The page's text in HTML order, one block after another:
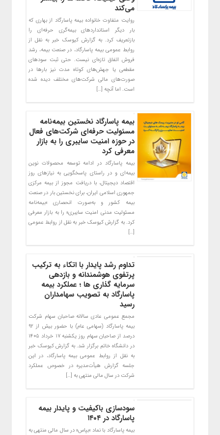
می‌کند
روایت متفاوت خانواده بیمه پاسارگاد از بهاری که
بار دیگر استانداردهای بیمه‌گری حرفه‌ای را
بازتعریف کرد. به گزارش کیوسک خبر به نقل از
روابط عمومی بیمه پاسارگاد، در صنعت بیمه، رشد
فروش اتفاق تازه‌ای نیست. حتی ثبت سودهای
مقطعی یا جهش‌های کوتاه ‌مدت نیز بارها در
صورت‌های مالی شرکت‌های مختلف دیده شده
است. اما آنچه […]
بیمه پاسارگاد نخستین بیمه‌نامه
مسئولیت حرفه‌ای شرکت‌های فعال
در حوزه امنیت سایبری را به بازار
معرفی کرد
بیمه پاسارگاد در ادامه توسعه محصولات نوین
بیمه‌ای و در راستای پاسخگویی به نیازهای روز
اقتصاد دیجیتال، با دریافت مجوز از بیمه مرکزی
جمهوری اسلامی ایران، برای نخستین بار در صنعت
بیمه کشور و به‌صورت انحصاری «بیمه‌نامه
مسئولیت مدنی امنیت سایبری» را به بازار معرفی
کرد. به گزارش کیوسک خبر به نقل از روابط عمومی
[…]
تداوم رشد پایدار با اتکاء به ترکیب
پرتفوی هوشمندانه و بازدهی
سرمایه گذاری ها ؛ عملکرد بیمه
پاسارگاد به تصویب سهامداران
رسید
مجمع عمومی عادی سالانه صاحبان سهام شرکت
بیمه پاسارگاد (سهامی عام) با حضور بیش از ۹۲
درصد از صاحبان سهام روز یکشنبه ۱۷ خرداد ۱۴۰۵
در دانشگاه خاتم برگزار شد. به گزارش کیوسک خبر
به نقل از روابط عمومی بیمه پاسارگاد، در این
جلسه گزارش هیأت‌مدیره در خصوص عملکرد
شرکت در سال مالی منتهی به […]
سودسازی باکیفیت و پایدار بیمه
پاسارگاد در ۱۴۰۴
بیمه پاسارگاد با نماد «بپاس» در سال مالی منتهی به